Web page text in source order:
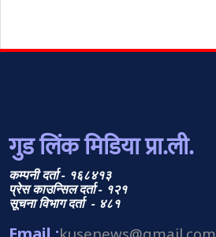
गुड लिंक मिडिया प्रा.ली.
कम्पनी दर्ता - १६८४१३
प्रेस काउन्सिल दर्ता - १२१
सूचना विभाग दर्ता - ४८१